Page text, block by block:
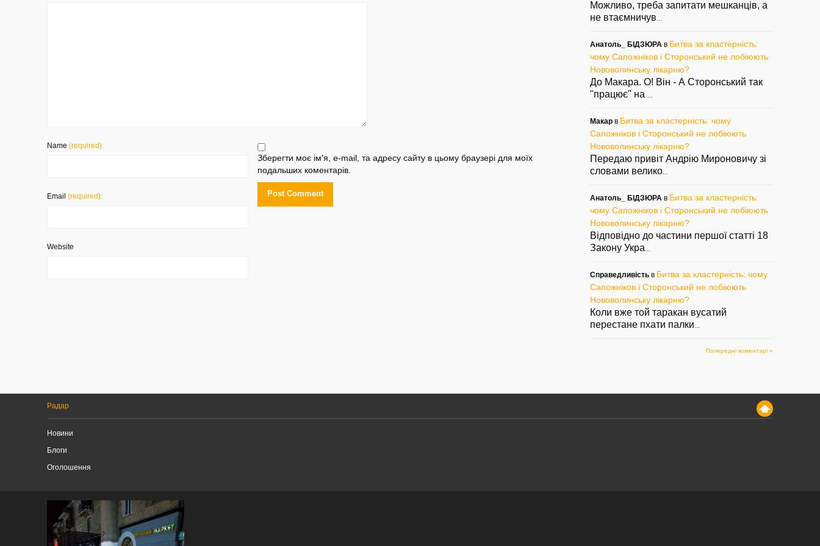
Name (required):
Email (required):
Website
Зберегти моє ім'я, e-mail, та адресу сайту в цьому браузері для моїх
подальших коментарів.
Можливо, треба запитати мешканців, а
не втаємничув
Анатоль_ БІДЗЮРА в Битва за кластерність:
чому Сапожніков і Сторонський не лобіюють
Нововолинську лікарню?
До Макара. О! Він - А Сторонський так
"працює" на
Макар в Битва за кластерність: чому
Сапожніков і Сторонський не лобіюють
Нововолинську лікарню?
Передаю привіт Андрію Мироновичу зі
словами велико
Анатоль_ БІДЗЮРА в Битва за кластерність:
чому Сапожніков і Сторонський не лобіюють
Нововолинську лікарню?
Відповідно до частини першої статті 18
Закону Укра
Справедливість в Битва за кластерність: чому
Сапожніков і Сторонський не лобіюють
Нововолинську лікарню?
Коли вже той таракан вусатий
перестане пхати палки
Попередні коментарі »
Радар
Новини
Блоги
Оголошення